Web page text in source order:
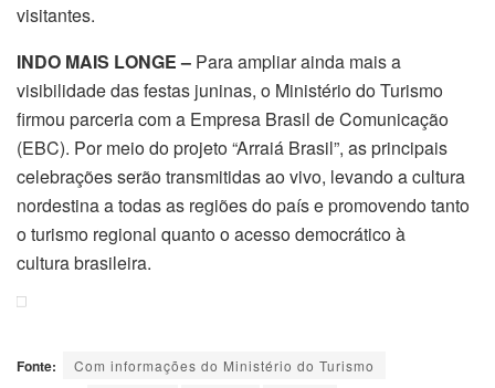
visitantes.
INDO MAIS LONGE – Para ampliar ainda mais a
visibilidade das festas juninas, o Ministério do Turismo
firmou parceria com a Empresa Brasil de Comunicação
(EBC). Por meio do projeto “Arraiá Brasil”, as principais
celebrações serão transmitidas ao vivo, levando a cultura
nordestina a todas as regiões do país e promovendo tanto
o turismo regional quanto o acesso democrático à
cultura brasileira.
Fonte: Com informações do Ministério do Turismo